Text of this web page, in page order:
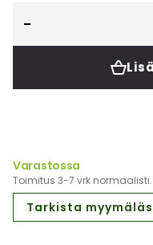
Varastossa
Toimitus 3-7 vrk normaalisti.
Tarkista